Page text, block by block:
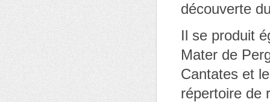
découverte
Il se produit
Mater de
Cantates et
répertoire de